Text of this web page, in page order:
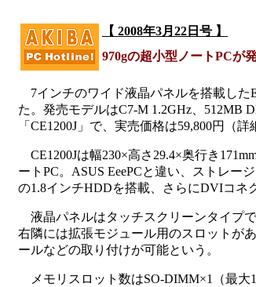
【 2008年3月22日号 】
970gの超小型ノートPCが
7インチのワイド液晶パネルを搭載した
た。発売モデルはC7-M 1.2GHz、512MB
「CE1200J」で、実売価格は59,800円（詳
CE1200Jは幅230×高さ29.4×奥行き
ートPC。ASUS EeePCと違い、ストレー
の1.8インチHDDを搭載、さらにDVIコネ
液晶パネルはタッチスクリーンタイプ
右隣には拡張モジュール用のスロットが
ールなどの取り付けが可能という。
メモリスロット数はSO-DIMM×1（最大